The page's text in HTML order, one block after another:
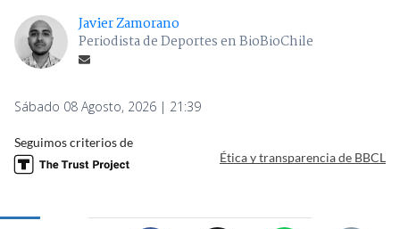
Javier Zamorano
Periodista de Deportes en BioBioChile
Sábado 08 Agosto, 2026 | 21:39
Seguimos criterios de
Ética y transparencia de BBCL